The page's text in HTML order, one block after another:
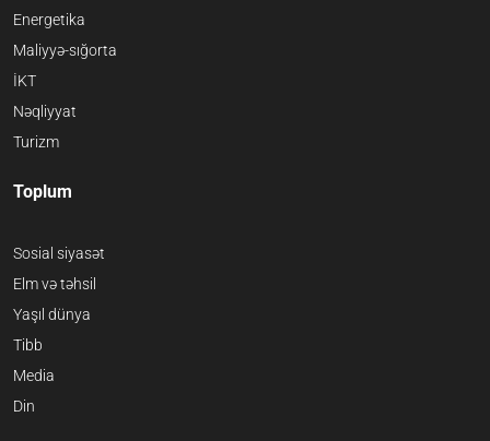
Energetika
Maliyyə-sığorta
İKT
Nəqliyyat
Turizm
Toplum
Sosial siyasət
Elm və təhsil
Yaşıl dünya
Tibb
Media
Din